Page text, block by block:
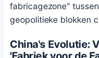
fabricagezone"
geopolitieke blokken
China's Evolutie: